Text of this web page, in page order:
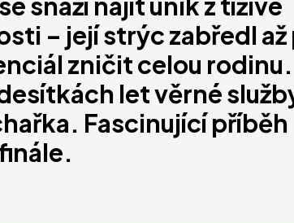
– její strýc zabředl až
zničit celou
let věrné
Fascinující příběh